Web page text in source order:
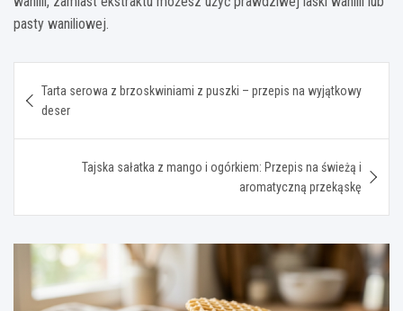
pasty waniliowej.
wpisu
Tarta serowa z brzoskwiniami z puszki – przepis na wyjątkowy
deser
Tajska sałatka z mango i ogórkiem: Przepis na świeżą i
aromatyczną przekąskę